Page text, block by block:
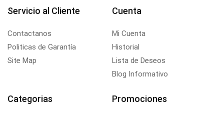
Servicio al Cliente
Contactanos
Politicas de Garantía
Site Map
Cuenta
Mi Cuenta
Historial
Lista de Deseos
Blog Informativo
Categorias Promociones